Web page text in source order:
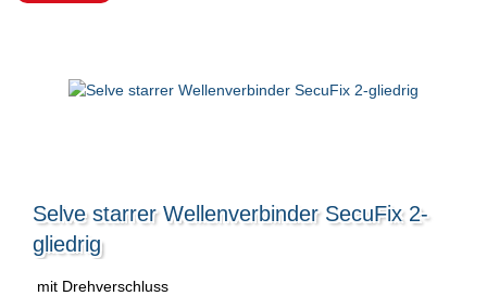
Selve starrer Wellenverbinder SecuFix 2-
gliedrig
mit Drehverschluss